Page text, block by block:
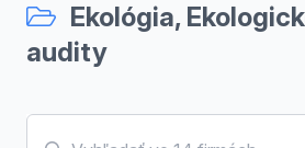
Ekológia,
audity